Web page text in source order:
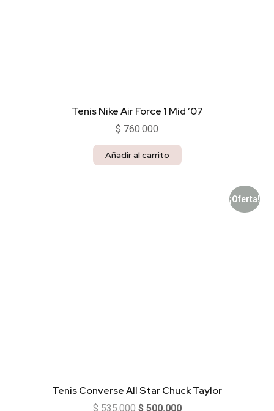
Tenis Nike Air Force 1 Mid ’07
$ 760.000
Añadir al carrito
¡Oferta!
Tenis Converse All Star Chuck Taylor
$535.000 $500.000